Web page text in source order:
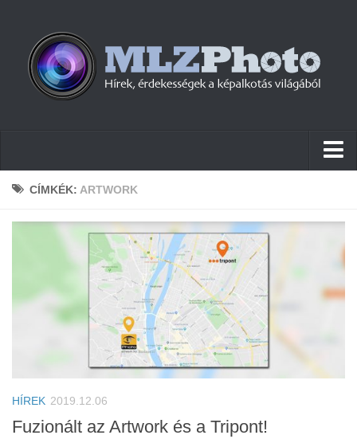
Hírek
Firmware
Érdekességek
Helyszíni Riport
CÍMKÉK: ARTWORK
HÍREK 2019.12.06
Fuzionált az Artwork és a Tripont!